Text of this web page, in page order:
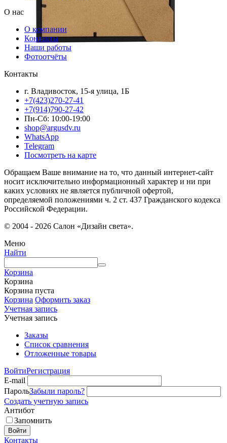
О нас
О компании
Контакты
Наши работы
Фотоотчёты
Контакты
г. Владивосток, 15-я улица, 1Б
+7(423)270-27-41
+7(914)790-27-42
Пн-Сб: 10:00-19:00
shop@argusdv.ru
WhatsApp
Telegram
Посмотреть на карте
Обращаем Ваше внимание на то, что данный интернет-сайт
носит исключительно информационный характер и ни при
каких условиях не является публичной офертой,
определяемой положениями ч. 2 ст. 437 Гражданского кодекса
Российской Федерации.
© 2004 - 2026 Салон «Дизайн света».
Меню
Найти
Корзина
Корзина
Корзина пуста
Корзина Оформить заказ
Учетная запись
Учетная запись
Заказы
Список сравнения
Отложенные товары
ВойтиРегистрация
E-mail
ПарольЗабыли пароль?
Создать учетную запись
Антибот
Запомнить
Войти
Контакты